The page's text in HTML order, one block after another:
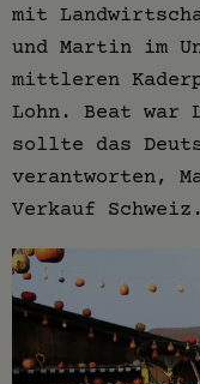
mit
und Martin im
mittleren
Lohn. Beat war
sollte das
verantworten,
Verkauf Schweiz.